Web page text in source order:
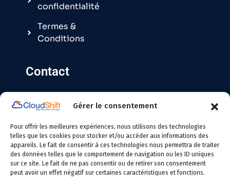
Gérer le consentement
Pour offrir les meilleures expériences, nous utilisons des technologies
telles que les cookies pour stocker et/ou accéder aux informations des
appareils. Le fait de consentir à ces technologies nous permettra de traiter
des données telles que le comportement de navigation ou les ID uniques
sur ce site. Le fait de ne pas consentir ou de retirer son consentement
peut avoir un effet négatif sur certaines caractéristiques et fonctions.
Contact
Contact@cloudshift.fr
France: +33 5 25 63 08 49
Tunisie : +216 24 146 000
confidentialité
Termes &
Conditions